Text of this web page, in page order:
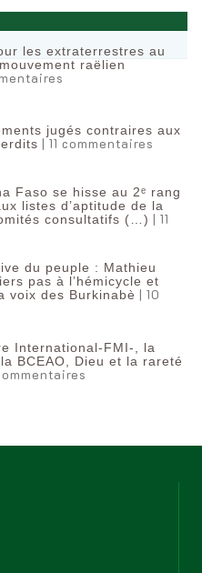
les extraterrestres au
raëlien
jugés contraires aux
| 11 commentaires
Faso se hisse au 2ᵉ rang
listes d’aptitude de la
consultatifs (…) | 11
du peuple : Mathieu
pas à l’hémicycle et
voix des Burkinabè | 10
International-FMI-, la
BCEAO, Dieu et la rareté